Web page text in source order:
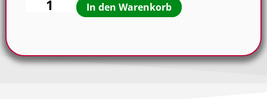
In den Warenkorb